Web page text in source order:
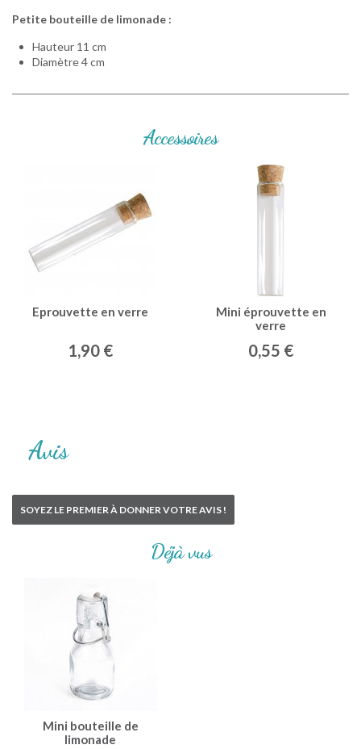
Petite bouteille de limonade :
Hauteur 11 cm
Diamètre 4 cm
Accessoires
Eprouvette en verre
1,90 €
Mini éprouvette en
verre
0,55 €
Avis
SOYEZ LE PREMIER À DONNER VOTRE AVIS !
Déjà vus
Mini bouteille de
limonade